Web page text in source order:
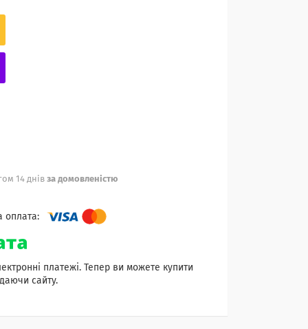
14 днів за домовленістю
платежі. Тепер ви можете купити
сайту.